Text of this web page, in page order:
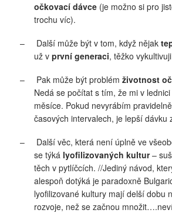
očkovací dávce (je možno si pro
trochu víc).
–
Další může být v tom, když nějak
už v první generaci, těžko vykultivuji
–
Pak může být problém životnost
Nedá se počítat s tím, že mi v
měsíce. Pokud nevyrábím
časových intervalech, je lepší dávku
–
Další věc, která není úplně ve
se týká lyofilizovaných kultur–
těch v pytlíčcích. //Jediný návod,
alespoň dotýká je paradoxně
lyofilizované kultury mají delší dobu
rozvoje, než se začnou